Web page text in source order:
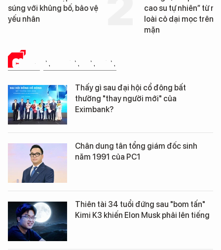
súng với khủng bố, bảo vệ
yếu nhân
cao su tự nhiên” từ
loài cỏ dại mọc trên
mặn
CHUYỆN DOANH NHÂN
Thấy gì sau đại hội cổ đông bất
thường "thay người mới" của
Eximbank?
Chân dung tân tổng giám đốc sinh
năm 1991 của PC1
Thiên tài 34 tuổi đứng sau "bom tấn"
Kimi K3 khiến Elon Musk phải lên tiếng